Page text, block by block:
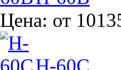
Цена: от
H-60C